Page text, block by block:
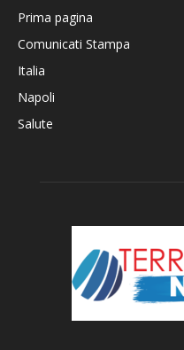
Prima pagina
Comunicati Stampa
Italia
Napoli
Salute